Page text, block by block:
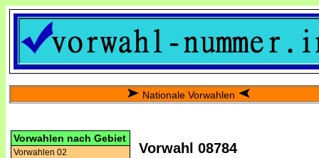
Nationale Vorwahlen
Vorwahlen nach Gebiet
Vorwahlen 02
Vorwahl 08784